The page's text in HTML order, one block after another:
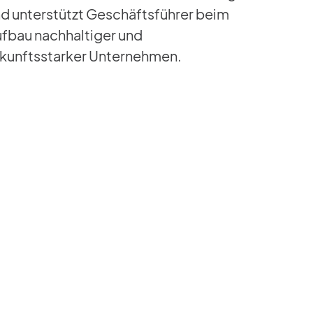
unterstützt Geschäftsführer beim
nachhaltiger und
Unternehmen.